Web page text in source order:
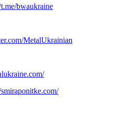
bwaukraine
MetalUkrainian